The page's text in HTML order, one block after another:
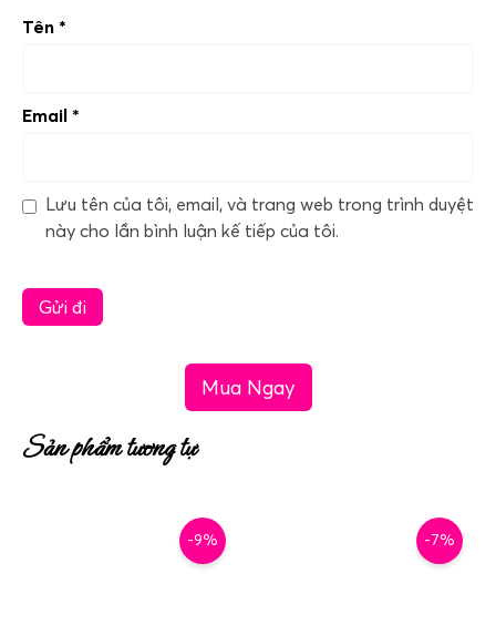
Tên *
Email *
Lưu tên của tôi, email, và trang web trong trình duyệt
này cho lần bình luận kế tiếp của tôi.
Mua Ngay
Sản phẩm tương tự
-9% -7%